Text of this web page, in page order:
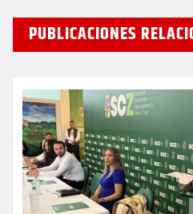
PUBLICACIONES